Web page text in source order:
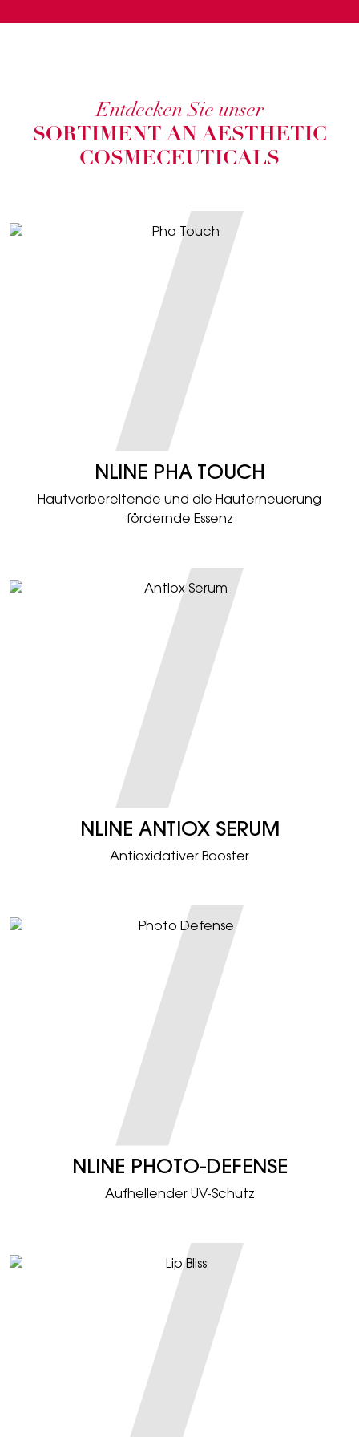
Entdecken Sie unser
SORTIMENT AN AESTHETIC
COSMECEUTICALS
NLINE PHA TOUCH
Hautvorbereitende und die Hauterneuerung
fördernde Essenz
NLINE ANTIOX SERUM
Antioxidativer Booster
NLINE PHOTO-DEFENSE
Aufhellender UV-Schutz